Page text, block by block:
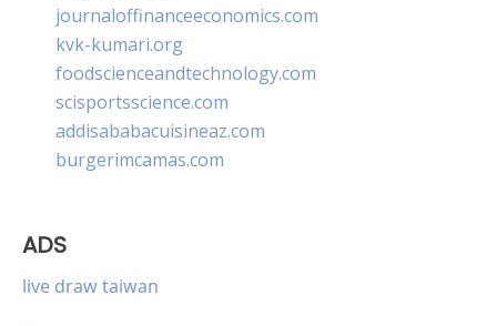
journaloffinanceeconomics.com
kvk-kumari.org
foodscienceandtechnology.com
scisportsscience.com
addisababacuisineaz.com
burgerimcamas.com
ADS
live draw taiwan